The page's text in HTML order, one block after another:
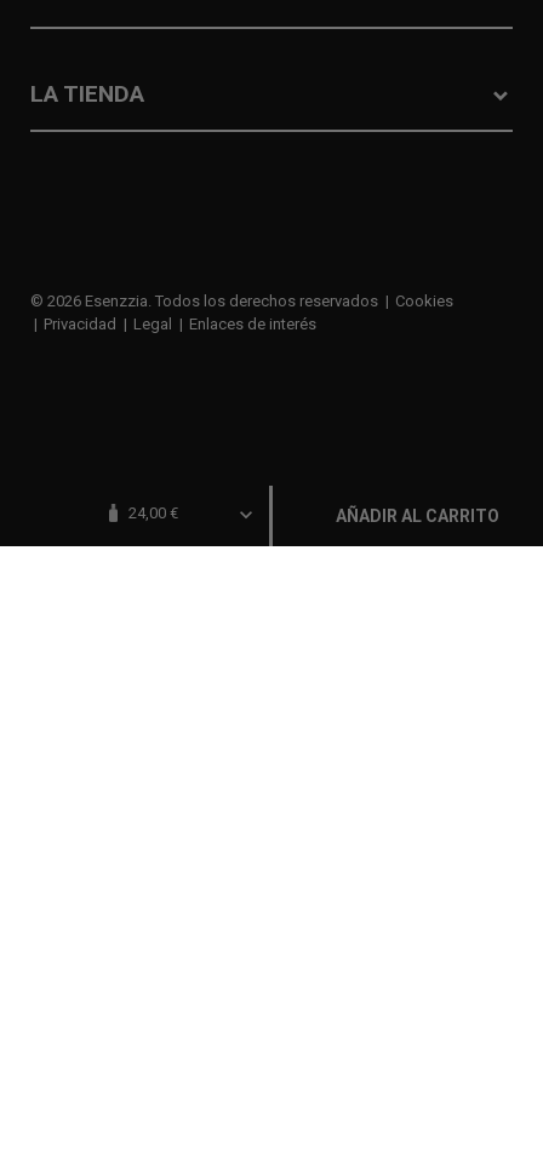
24,00 € navigate_before AÑADIR AL CARRITO
LA TIENDA
© 2026 Esenzzia. Todos los derechos reservados
Cookies
Privacidad
Legal Enlaces de interés